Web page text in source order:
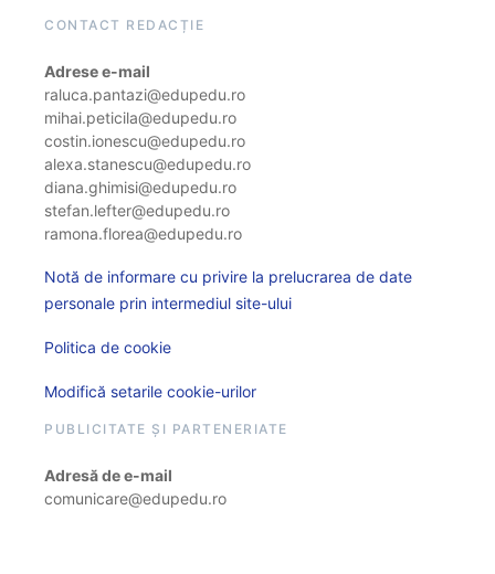
CONTACT REDACȚIE
Adrese e-mail
raluca.pantazi@edupedu.ro
mihai.peticila@edupedu.ro
costin.ionescu@edupedu.ro
alexa.stanescu@edupedu.ro
diana.ghimisi@edupedu.ro
stefan.lefter@edupedu.ro
ramona.florea@edupedu.ro
Notă de informare cu privire la prelucrarea de date
personale prin intermediul site-ului
Politica de cookie
Modifică setarile cookie-urilor
PUBLICITATE ȘI PARTENERIATE
Adresă de e-mail
comunicare@edupedu.ro